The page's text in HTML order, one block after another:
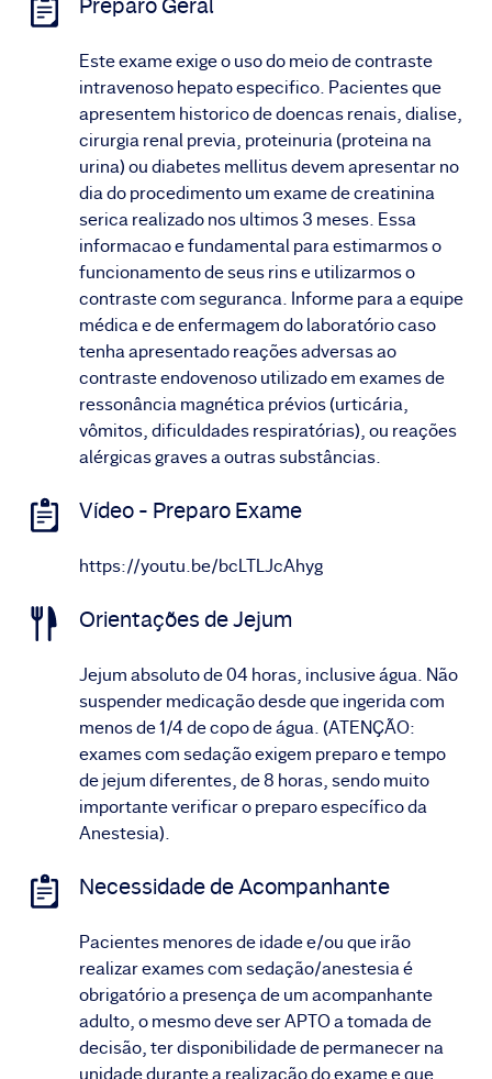
Este exame exige o uso do meio de contraste
intravenoso hepato especifico. Pacientes que
apresentem historico de doencas renais, dialise,
cirurgia renal previa, proteinuria (proteina na
urina) ou diabetes mellitus devem apresentar no
dia do procedimento um exame de creatinina
serica realizado nos ultimos 3 meses. Essa
informacao e fundamental para estimarmos o
funcionamento de seus rins e utilizarmos o
contraste com seguranca. Informe para a equipe
médica e de enfermagem do laboratório caso
tenha apresentado reações adversas ao
contraste endovenoso utilizado em exames de
ressonância magnética prévios (urticária,
vômitos, dificuldades respiratórias), ou reações
alérgicas graves a outras substâncias.
Vídeo - Preparo Exame
https://youtu.be/bcLTLJcAhyg
Orientações de Jejum
Jejum absoluto de 04 horas, inclusive água. Não
suspender medicação desde que ingerida com
menos de 1/4 de copo de água. (ATENÇÃO:
exames com sedação exigem preparo e tempo
de jejum diferentes, de 8 horas, sendo muito
importante verificar o preparo específico da
Anestesia).
Necessidade de Acompanhante
Pacientes menores de idade e/ou que irão
realizar exames com sedação/anestesia é
obrigatório a presença de um acompanhante
adulto, o mesmo deve ser APTO a tomada de
decisão, ter disponibilidade de permanecer na
unidade durante a realização do exame e que